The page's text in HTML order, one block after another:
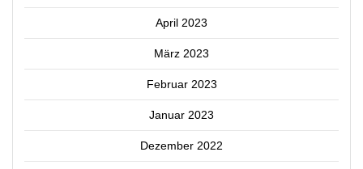
April 2023
März 2023
Februar 2023
Januar 2023
Dezember 2022